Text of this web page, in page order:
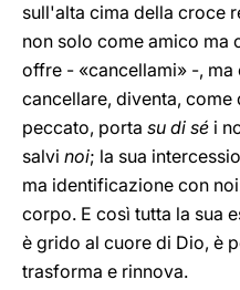
sull'alta cima della croce
non solo come amico ma
offre - «cancellami» -,
cancellare, diventa, come
peccato, porta su di sé i
salvi noi; la sua
ma identificazione con
corpo. E così tutta la sua
è grido al cuore di Dio, è
trasforma e rinnova.